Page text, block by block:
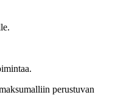
perustuvan